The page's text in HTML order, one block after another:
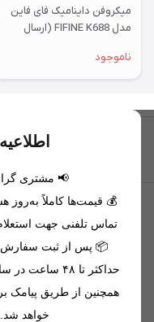
میکروفن داینامیک فای فاین
مدل FIFINE K688 (ارسال
ناموجود
اطلاعیه
📢 مشتری
💰 قیمت‌ها کاملاً به‌روز
تماس تلفنی جهت
📦 پس از ثبت
حداکثر تا ۴۸
همچنین از طریق پیامک
خواهد شد.
تحویل اکسپرس(با
اطلاعات تماس
09221680256 - 09373782289
هرمزگان، بندرخمیر، شهرک
دسترسی سریع
خدمات مشتریان